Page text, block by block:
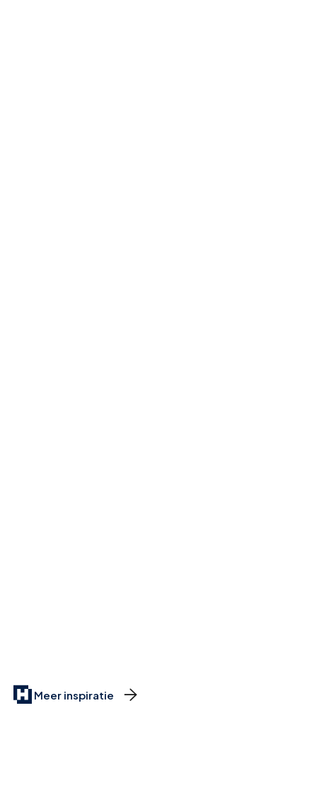
Meer inspiratie 